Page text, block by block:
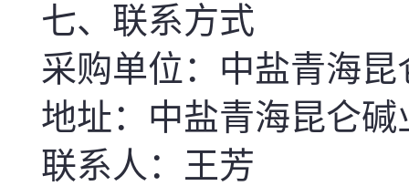
七、联系方式
采购单位：中盐青海
地址：中盐青海昆仑碱
联系人：王芳